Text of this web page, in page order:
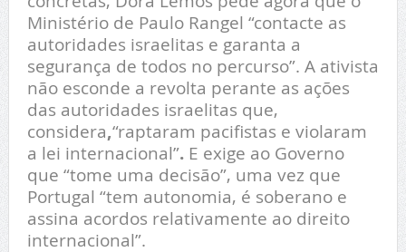
Ministério de Paulo Rangel “contacte as
autoridades israelitas e garanta a
segurança de todos no percurso”. A ativista
não esconde a revolta perante as ações
das autoridades israelitas que,
considera,“raptaram pacifistas e violaram
a lei internacional”.E exige ao Governo
que “tome uma decisão”, uma vez que
Portugal “tem autonomia, é soberano e
assina acordos relativamente ao direito
internacional”.